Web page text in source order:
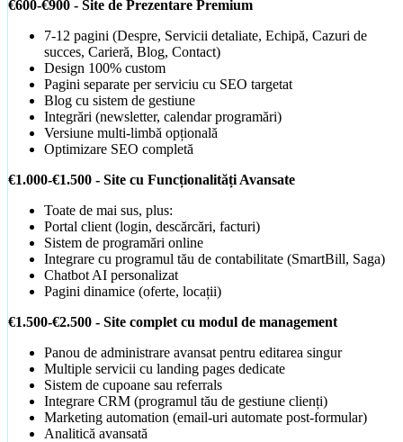
Promovare Facebook Ads
WordPress vs Custom
Când alegi fiecare opțiune
Cazuri de Succes
€600-€900 - Site de Prezentare Premium
7-12 pagini (Despre, Servicii detaliate, Echipă, Cazuri de
succes, Carieră, Blog, Contact)
Design 100% custom
Pagini separate per serviciu cu SEO targetat
Blog cu sistem de gestiune
Integrări (newsletter, calendar programări)
Versiune multi-limbă opțională
Optimizare SEO completă
€1.000-€1.500 - Site cu Funcționalități Avansate
Toate de mai sus, plus:
Portal client (login, descărcări, facturi)
Sistem de programări online
Integrare cu programul tău de contabilitate (SmartBill, Saga)
Chatbot AI personalizat
Pagini dinamice (oferte, locații)
€1.500-€2.500 - Site complet cu modul de management
Panou de administrare avansat pentru editarea singur
Multiple servicii cu landing pages dedicate
Sistem de cupoane sau referrals
Integrare CRM (programul tău de gestiune clienți)
Marketing automation (email-uri automate post-formular)
Analitică avansată